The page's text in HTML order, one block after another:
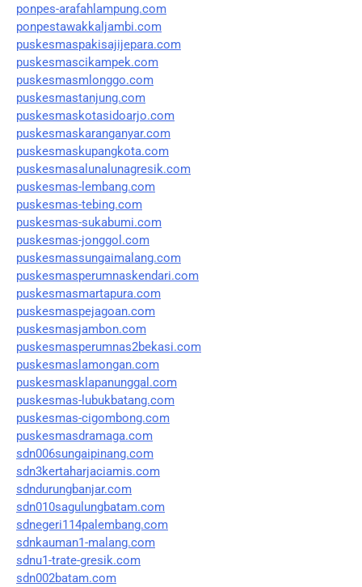
ponpes-arafahlampung.com
ponpestawakkaljambi.com
puskesmaspakisajijepara.com
puskesmascikampek.com
puskesmasmlonggo.com
puskesmastanjung.com
puskesmaskotasidoarjo.com
puskesmaskaranganyar.com
puskesmaskupangkota.com
puskesmasalunalunagresik.com
puskesmas-lembang.com
puskesmas-tebing.com
puskesmas-sukabumi.com
puskesmas-jonggol.com
puskesmassungaimalang.com
puskesmasperumnaskendari.com
puskesmasmartapura.com
puskesmaspejagoan.com
puskesmasjambon.com
puskesmasperumnas2bekasi.com
puskesmaslamongan.com
puskesmasklapanunggal.com
puskesmas-lubukbatang.com
puskesmas-cigombong.com
puskesmasdramaga.com
sdn006sungaipinang.com
sdn3kertaharjaciamis.com
sdndurungbanjar.com
sdn010sagulungbatam.com
sdnegeri114palembang.com
sdnkauman1-malang.com
sdnu1-trate-gresik.com
sdn002batam.com